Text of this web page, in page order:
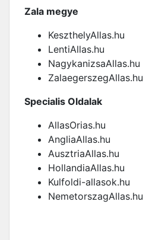
Zala megye
KeszthelyAllas.hu
LentiAllas.hu
NagykanizsaAllas.hu
ZalaegerszegAllas.hu
Specialis Oldalak
AllasOrias.hu
AngliaAllas.hu
AusztriaAllas.hu
HollandiaAllas.hu
Kulfoldi-allasok.hu
NemetorszagAllas.hu